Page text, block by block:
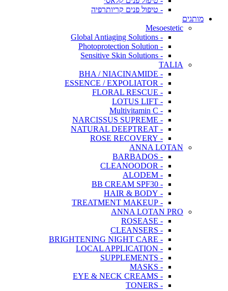
- טיפול פנים קריותרפיה
מותגים
Mesoestetic
- Global Antiaging Solutions
- Photoprotection Solution
- Sensitive Skin Solutions
TALIA
- BHA / NIACINAMIDE
- ESSENCE / EXPOLIATOR
- FLORAL RESCUE
- LOTUS LIFT
- Multivitamin C
- NARCISSUS SUPREME
- NATURAL DEEPTREAT
- ROSE RECOVERY
ANNA LOTAN
- BARBADOS
- CLEANOODOR
- ALODEM
- BB CREAM SPF30
- HAIR & BODY
- TREATMENT MAKEUP
ANNA LOTAN PRO
- ROSEASE
- CLEANSERS
- BRIGHTENING NIGHT CARE
- LOCAL APPLICATION
- SUPPLEMENTS
- MASKS
- EYE & NECK CREAMS
- TONERS